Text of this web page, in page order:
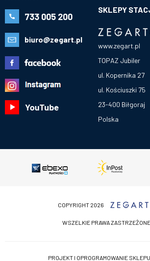
733 005 200
biuro@zegart.pl
SKLEPY
www.zegart.pl
TOPAZ Jubiler
ul. Kopernika 27
ul. Kościuszki 75
23-400 Biłgoraj
Polska
COPYRIGHT 2026
WSZELKIE PRAWA ZASTRZEŻONE
PROJEKT I OPROGRAMOWANIE